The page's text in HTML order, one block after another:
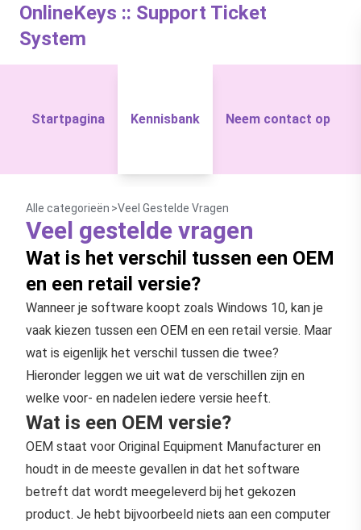
OnlineKeys :: Support Ticket
System
Startpagina Kennisbank Neem contact op
Alle categorieën Veel Gestelde Vragen
Veel gestelde vragen
Wat is het verschil tussen een OEM
en een retail versie?
Wanneer je software koopt zoals Windows 10, kan je
vaak kiezen tussen een OEM en een retail versie. Maar
wat is eigenlijk het verschil tussen die twee?
Hieronder leggen we uit wat de verschillen zijn en
welke voor- en nadelen iedere versie heeft.
Wat is een OEM versie?
OEM staat voor Original Equipment Manufacturer en
houdt in de meeste gevallen in dat het software
betreft dat wordt meegeleverd bij het gekozen
product. Je hebt bijvoorbeeld niets aan een computer